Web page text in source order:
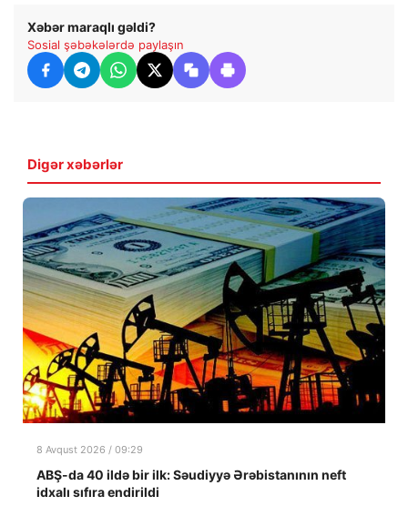
Xəbər maraqlı gəldi?
Sosial şəbəkələrdə paylaşın
Digər xəbərlər
8 Avqust 2026 / 09:29
ABŞ-da 40 ildə bir ilk: Səudiyyə Ərəbistanının neft
idxalı sıfıra endirildi